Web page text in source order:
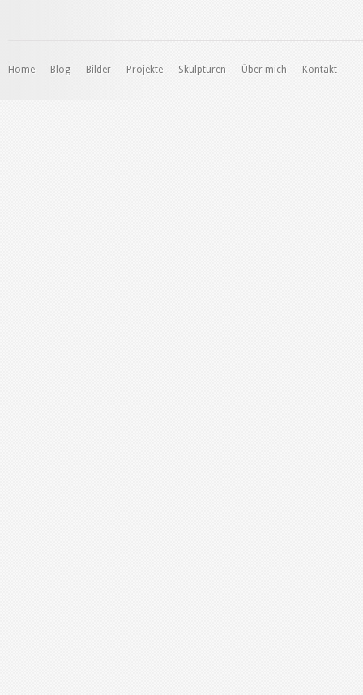
Home Blog Bilder Projekte Skulpturen Über mich Kontakt